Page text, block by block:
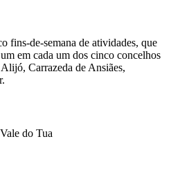
fins-de-semana de atividades, que
em cada um dos cinco concelhos
Carrazeda de Ansiães,
do Tua